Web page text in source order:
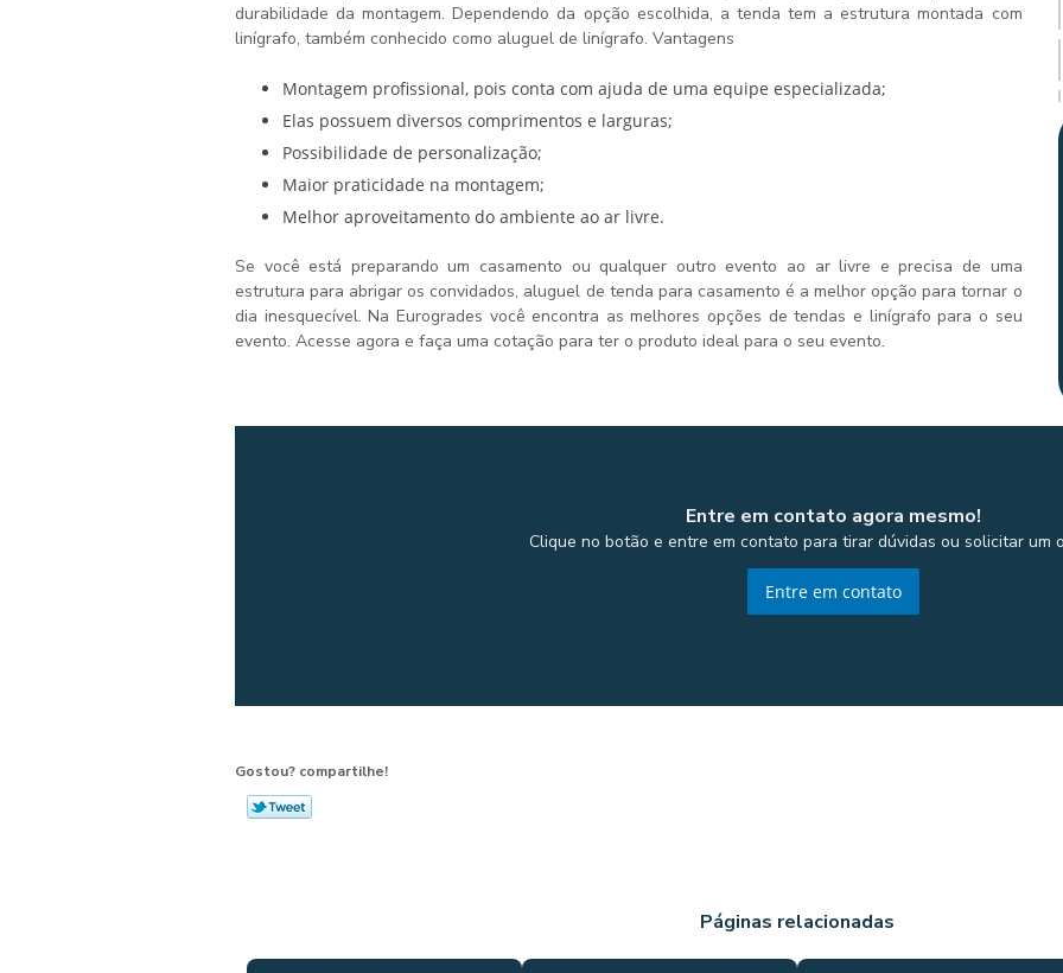
durabilidade da montagem. Dependendo da opção escolhida, a tenda tem a estrutura montada com
linígrafo, também conhecido como aluguel de linígrafo. Vantagens
Montagem profissional, pois conta com ajuda de uma equipe especializada;
Elas possuem diversos comprimentos e larguras;
Possibilidade de personalização;
Maior praticidade na montagem;
Melhor aproveitamento do ambiente ao ar livre.
Se você está preparando um casamento ou qualquer outro evento ao ar livre e precisa de uma
estrutura para abrigar os convidados, aluguel de tenda para casamento é a melhor opção para tornar o
dia inesquecível. Na Eurogrades você encontra as melhores opções de tendas e linígrafo para o seu
evento. Acesse agora e faça uma cotação para ter o produto ideal para o seu evento.
Entre em contato agora mesmo!
Clique no botão e entre em contato para tirar dúvidas ou solicitar um
Entre em contato
Gostou? compartilhe!
Páginas relacionadas